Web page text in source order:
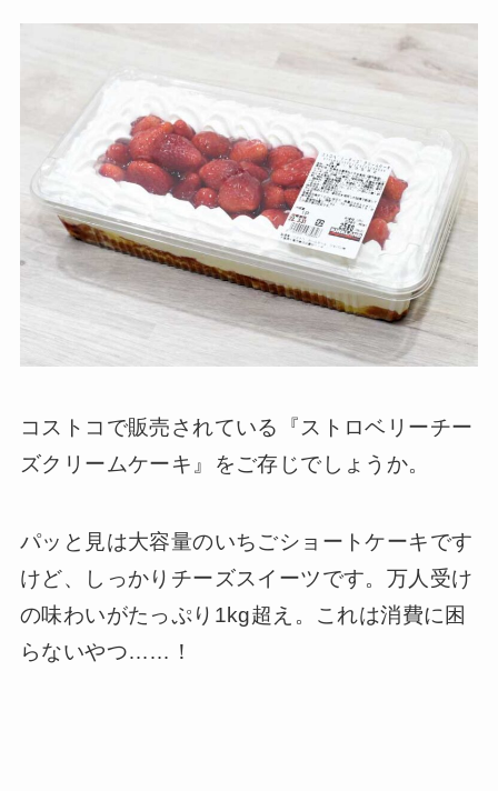
コストコで販売されている『ストロベリーチー
ズクリームケーキ』をご存じでしょうか。
パッと見は大容量のいちごショートケーキです
けど、しっかりチーズスイーツです。万人受け
の味わいがたっぷり1kg超え。これは消費に困
らないやつ……！